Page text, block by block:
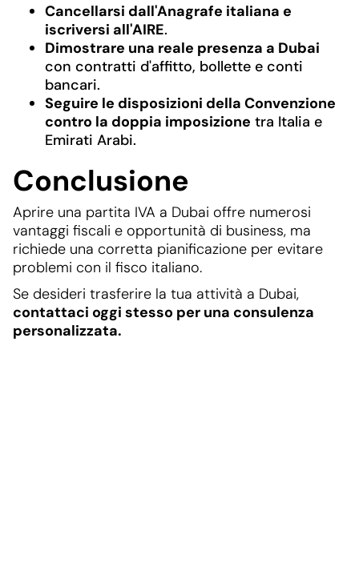
Cancellarsi dall'Anagrafe italiana e
iscriversi all'AIRE.
Dimostrare una reale presenza a Dubai
con contratti d'affitto, bollette e conti
bancari.
Seguire le disposizioni della Convenzione
contro la doppia imposizione tra Italia e
Emirati Arabi.
Conclusione
Aprire una partita IVA a Dubai offre numerosi
vantaggi fiscali e opportunità di business, ma
richiede una corretta pianificazione per evitare
problemi con il fisco italiano.
Se desideri trasferire la tua attività a Dubai,
contattaci oggi stesso per una consulenza
personalizzata.